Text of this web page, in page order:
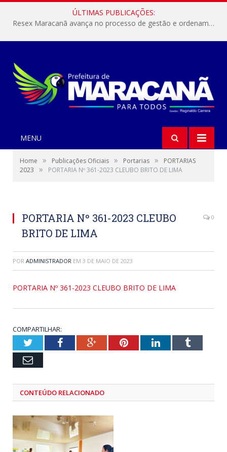
ÚLTIMAS PUBLICAÇÕES:
Resex Maracanã avança no processo de gestão e ordenamento do turismo em nossas áreas protegidas.
MENU
Home » Publicações Oficiais » Portarias »
PORTARIAS
2023
» PORTARIA Nº 361-2023 CLEUBO BRITO DE LIMA
PORTARIA Nº 361-2023 CLEUBO
BRITO DE LIMA
0
POR ADMINISTRADOR EM 3 DE MAIO DE 2023
PORTARIA Nº 361-2023 CLEUBO BRITO DE LIMA
COMPARTILHAR:
TwitterFacebookGoogle+PinterestLinkedInTumblr
Email
CONTEÚDO RELACIONADO